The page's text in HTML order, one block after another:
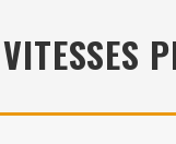
DE 6000 VINYLES
VITESSES